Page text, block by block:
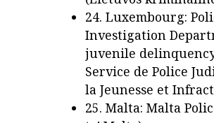
24. Luxembourg:
Investigation
juvenile
Service de Police
la Jeunesse et
25. Malta: Malta